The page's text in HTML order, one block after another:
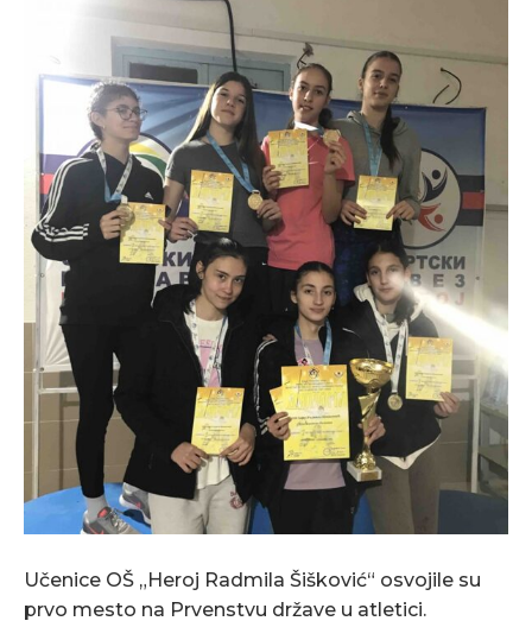
Učenice OŠ „Heroj Radmila Šišković“ osvojile su
prvo mesto na Prvenstvu države u atletici.